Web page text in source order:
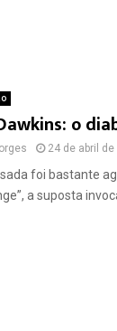
o
24 de abril de
foi bastante
a suposta